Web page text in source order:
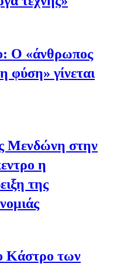
Ο «άνθρωπος
φύση» γίνεται
Μενδώνη στην
η
της
Κάστρο των